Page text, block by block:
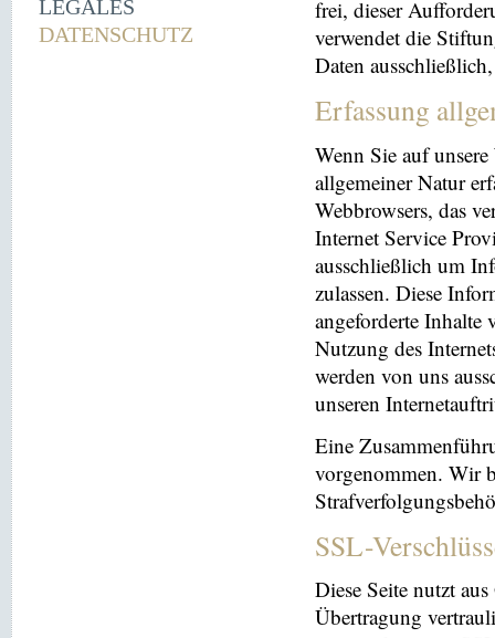
LÉGALES
DATENSCHUTZ
frei, dieser
verwendet die
Daten
Erfassung
Wenn Sie auf
allgemeiner Natur
Webbrowsers, das
Internet Service
ausschließlich um
zulassen. Diese
angeforderte Inhalte
Nutzung des
werden von uns
unseren
Eine
vorgenommen. Wir
SSL-
Diese Seite nutzt
Übertragung